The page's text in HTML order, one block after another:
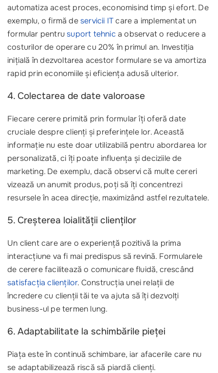
automatiza acest proces, economisind timp și efort. De
exemplu, o firmă deservicii ITcare a implementat un
formular pentrusuport tehnic a observat o reducere a
costurilor de operare cu 20% în primul an. Investiția
inițială în dezvoltarea acestor formulare se va amortiza
rapid prin economiile și eficiența adusă ulterior.
4. Colectarea de date valoroase
Fiecare cerere primită prin formular îți oferă date
cruciale despre clienți și preferințele lor. Această
informație nu este doar utilizabilă pentru abordarea lor
personalizată, ci îți poate influența și deciziile de
marketing. De exemplu, dacă observi că multe cereri
vizează un anumit produs, poți să îți concentrezi
resursele în acea direcție, maximizând astfel rezultatele.
5. Creșterea loialității clienților
Un client care are o experiență pozitivă la prima
interacțiune va fi mai predispus să revină. Formularele
de cerere facilitează o comunicare fluidă, crescând
satisfacția clienților. Construcția unei relații de
încredere cu clienții tăi te va ajuta să îți dezvolți
business-ul pe termen lung.
6. Adaptabilitate la schimbările pieței
Piața este în continuă schimbare, iar afacerile care nu
se adaptabilizează riscă să piardă clienți.